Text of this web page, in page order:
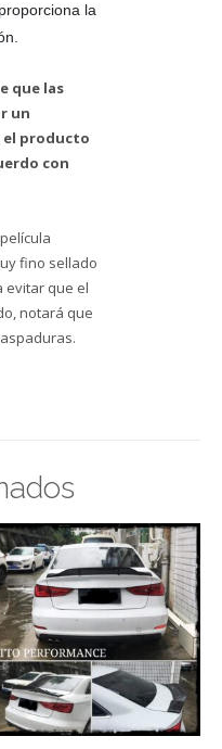
la
que las
un
producto
con
fino sellado
evitar que el
notará que